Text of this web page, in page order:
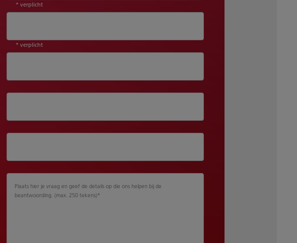
* verplicht
* verplicht
Plaats hier je vraag en geef de details op die ons helpen bij de
beantwoording. (max. 250 tekens)*